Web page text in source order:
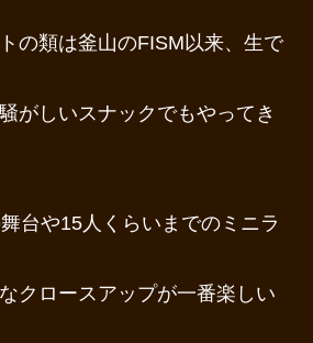
の類は釜山のFISM以来、生で
がしいスナックでもやってき
台や15人くらいまでのミニラ
クロースアップが一番楽しい